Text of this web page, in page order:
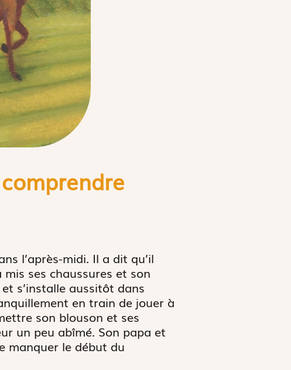
l’après-midi. Il a dit qu’il
ses chaussures et son
s’installe aussitôt dans
en train de jouer à
son blouson et ses
un peu abîmé. Son papa et
manquer le début du